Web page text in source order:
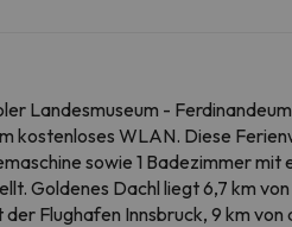
Landesmuseum -
kostenloses WLAN. Diese
sowie 1 Badezimmer mit
Goldenes Dachl liegt 6,7 km
Flughafen Innsbruck, 9 km